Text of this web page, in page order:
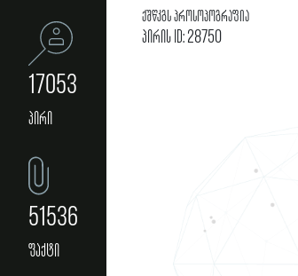
17053
პირი
51536
ფაქტი
ქშწკგს პროსოპოგრაფია
პირის ID: 28750